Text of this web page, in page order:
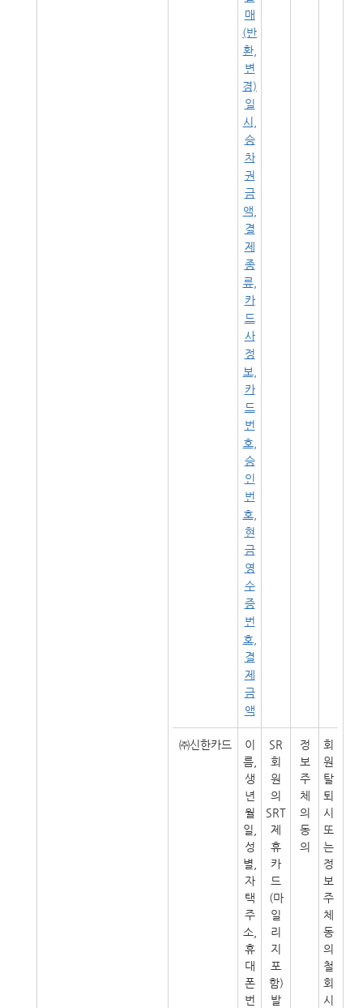
매
(반
환,
변
경)
일
시,
승
차
권
금
액,
결
제
종
류,
카
드
사
정
보,
카
드
번
호,
승
인
번
호,
현
금
영
수
증
번
호,
결
제
금
액
㈜신한카드
이
름,
생
년
월
일,
성
별,
자
택
주
소,
휴
대
폰
번
SR
회
원
의
SRT
제
휴
카
드
(마
일
리
지
포
함)
발
정
보
주
체
의
동
의
회
원
탈
퇴
시
또
는
정
보
주
체
동
의
철
회
시